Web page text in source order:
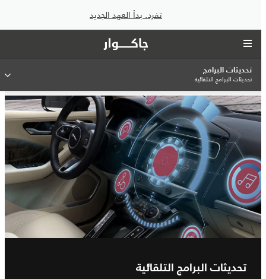
تفرد. بدأ العهد الجديد
تحديثات البرامج
تحديثات البرامج التلقائية
تحديثات البرامج التلقائية